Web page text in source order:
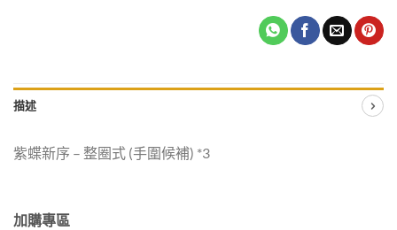
描述
紫蝶新序 – 整圈式 (手圍候補) *3
加購專區